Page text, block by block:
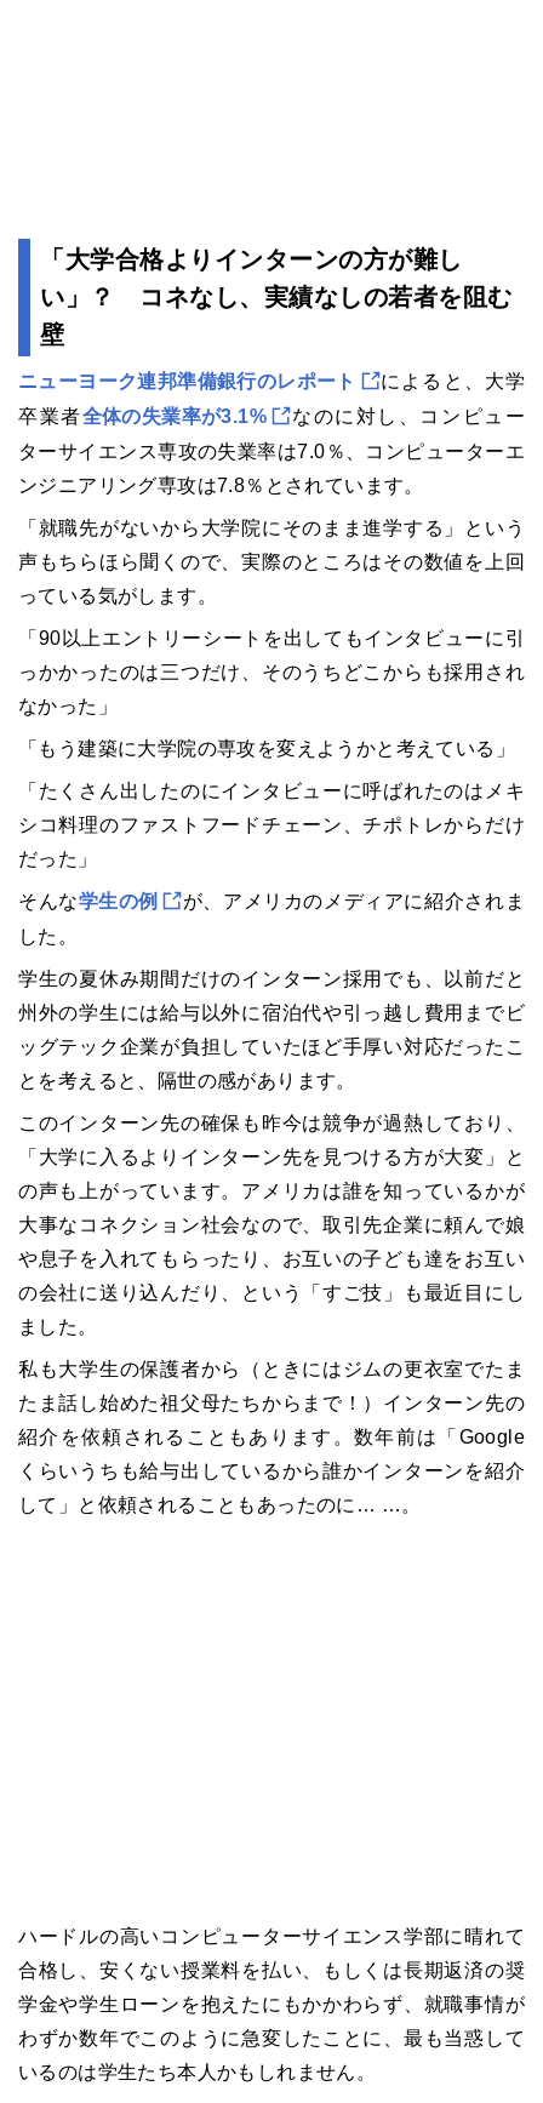
「大学合格よりインターンの方が難し
い」？ コネなし、実績なしの若者を阻む
壁
ニューヨーク連邦準備銀行のレポート
によると、大学
卒業者全体の失業率が3.1%
なのに対し、コンピュー
ターサイエンス専攻の失業率は7.0％、コンピューターエ
ンジニアリング専攻は7.8％とされています。
「就職先がないから大学院にそのまま進学する」という
声もちらほら聞くので、実際のところはその数値を上回
っている気がします。
「90以上エントリーシートを出してもインタビューに引
っかかったのは三つだけ、そのうちどこからも採用され
なかった」
「もう建築に大学院の専攻を変えようかと考えている」
「たくさん出したのにインタビューに呼ばれたのはメキ
シコ料理のファストフードチェーン、チポトレからだけ
だった」
そんな学生の例
が、アメリカのメディアに紹介されま
した。
学生の夏休み期間だけのインターン採用でも、以前だと
州外の学生には給与以外に宿泊代や引っ越し費用までビ
ッグテック企業が負担していたほど手厚い対応だったこ
とを考えると、隔世の感があります。
このインターン先の確保も昨今は競争が過熱しており、
「大学に入るよりインターン先を見つける方が大変」と
の声も上がっています。アメリカは誰を知っているかが
大事なコネクション社会なので、取引先企業に頼んで娘
や息子を入れてもらったり、お互いの子ども達をお互い
の会社に送り込んだり、という「すご技」も最近目にし
ました。
私も大学生の保護者から（ときにはジムの更衣室でたま
たま話し始めた祖父母たちからまで！）インターン先の
紹介を依頼されることもあります。数年前は「Google
くらいうちも給与出しているから誰かインターンを紹介
して」と依頼されることもあったのに… …。
ハードルの高いコンピューターサイエンス学部に晴れて
合格し、安くない授業料を払い、もしくは長期返済の奨
学金や学生ローンを抱えたにもかかわらず、就職事情が
わずか数年でこのように急変したことに、最も当惑して
いるのは学生たち本人かもしれません。